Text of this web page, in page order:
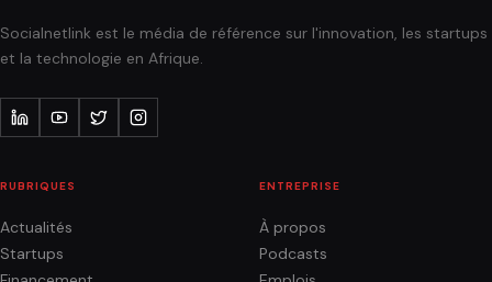
Socialnetlink est le média de référence sur l'innovation, les startups
et la technologie en Afrique.
RUBRIQUES
Actualités
Startups
ENTREPRISE
À propos
Podcasts